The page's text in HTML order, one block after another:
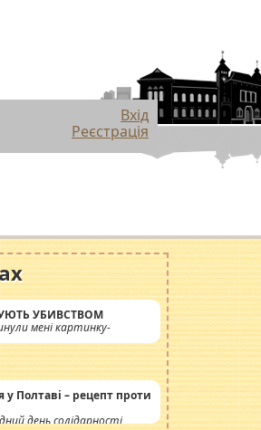
Вхід
Реєстрація
УБИВСТВОМ
мені картинку-
у Полтаві – рецепт проти
день солідарності